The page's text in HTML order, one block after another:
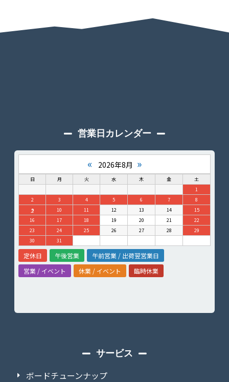
営業日カレンダー
« 2026年8月 »
日 月 火 水 木 金
土
1
2
3 4 5 6 7
8
9
10 11 12 13 14
15
16
17 18 19 20 21
22
23
24 25 26 27 28
29
30
31
定休日 午後営業
午前営業 / 出荷翌営業日
営業 / イベント
休業 / イベント 臨時休業
サービス
ボードチューンナップ